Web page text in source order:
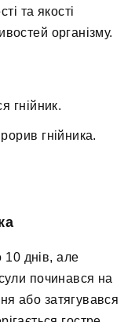
та якості
організму.
гнійник.
гнійника.
10 днів, але
починався на
або затягувався